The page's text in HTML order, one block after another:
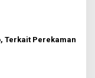
Terkait Perekaman